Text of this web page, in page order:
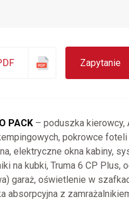
Zapytanie
PACK – poduszka kierowcy,
pokrowce foteli
elektryczne okna kabiny,
na kubki, Truma 6 CP
garaż, oświetlenie w
absorpcyjna z